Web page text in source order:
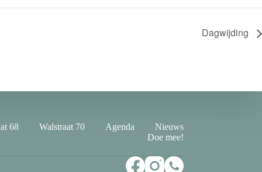
Dagwijding
68 Walstraat 70 Agenda
Nieuws
Doe mee!